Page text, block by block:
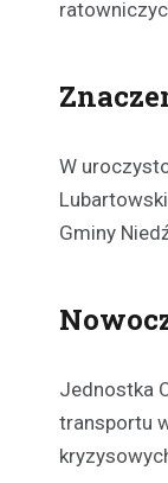
W
Gminy
Jednostka
transportu